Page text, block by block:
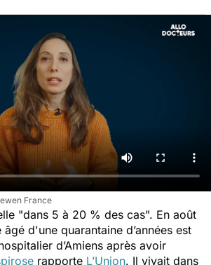
France
"dans 5 à 20 % des cas". En août
d'une quarantaine d’années est
d’Amiens après avoir
rapporte L’Union. Il vivait dans